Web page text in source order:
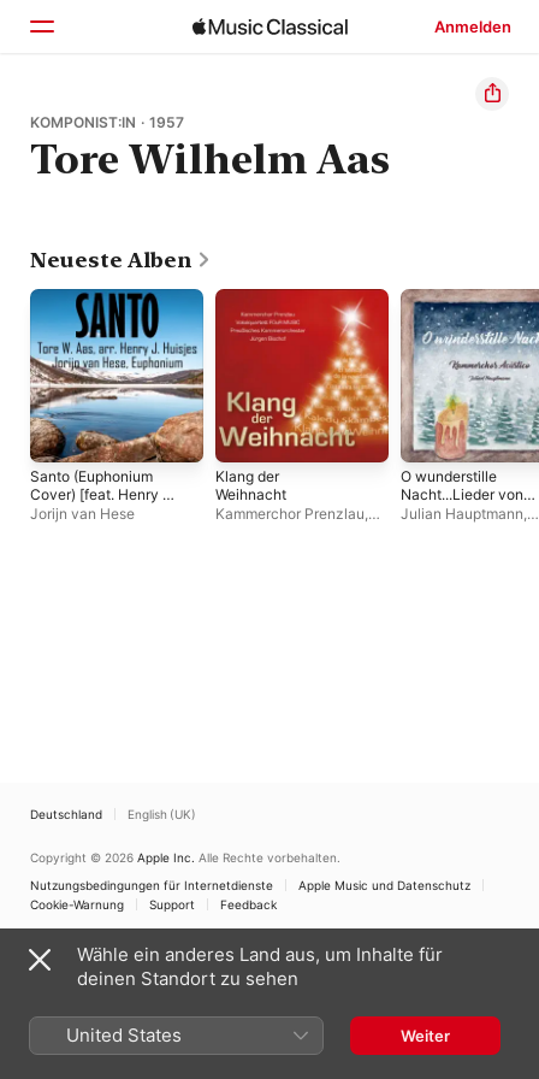
Anmelden
Startseite
Entdecken
KOMPONIST:IN · 1957
Tore Wilhelm Aas
Neueste Alben
Santo (Euphonium
Cover) [feat. Henry J.
Huisjes] - Single
Jorijn van Hese
Klang der
Weihnacht
Kammerchor Prenzlau,
O wunderstille
Nacht...Lieder von
Advent bis
Julian Hauptmann,
Deutschland English (UK)
Copyright © 2026 Apple Inc. Alle Rechte vorbehalten.
Nutzungsbedingungen für Internetdienste
Apple Music und Datenschutz
Cookie-Warnung
Support Feedback
Wähle ein anderes Land aus, um Inhalte für
deinen Standort zu sehen
United States Weiter